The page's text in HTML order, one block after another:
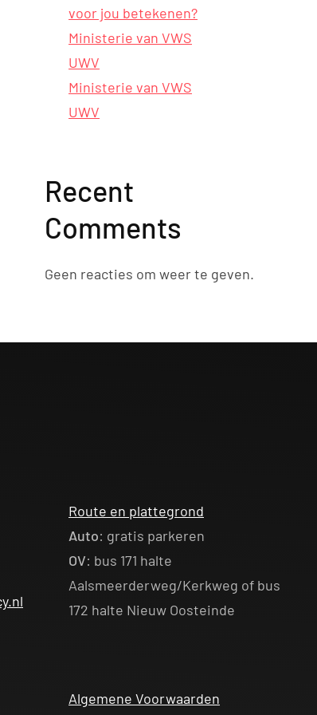
voor jou betekenen?
Ministerie van VWS
UWV
Ministerie van VWS
UWV
Recent
Comments
Geen reacties om weer te geven.
Route en plattegrond
Auto: gratis parkeren
OV: bus 171 halte
Aalsmeerderweg/Kerkweg of bus
172 halte Nieuw Oosteinde
Algemene Voorwaarden